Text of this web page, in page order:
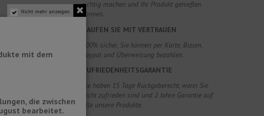
richtig machen und Ihr Produkt genießen
können.
KAUFEN SIE MIT VERTRAUEN
100% sicher, Sie können per Karte, Bizum,
Paypal und Überweisung bezahlen.
ZUFRIEDENHEITSGARANTIE
Sie haben 15 Tage Rückgaberecht, wenn Sie
nicht zufrieden sind und 2 Jahre Garantie auf
alle unsere Produkte.
Nicht mehr anzeigen.
mit dem
die zwischen
bearbeitet.